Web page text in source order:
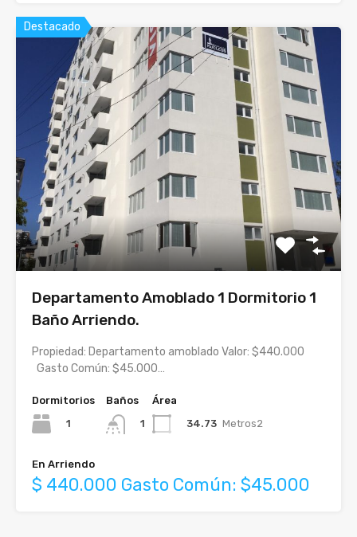
Destacado
Departamento Amoblado 1 Dormitorio 1
Baño Arriendo.
Propiedad: Departamento amoblado Valor: $440.000
Gasto Común: $45.000…
Dormitorios
1
Baños
1
Área
34.73 Metros2
En Arriendo
$ 440.000 Gasto Común: $45.000